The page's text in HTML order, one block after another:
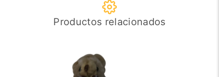
Productos relacionados